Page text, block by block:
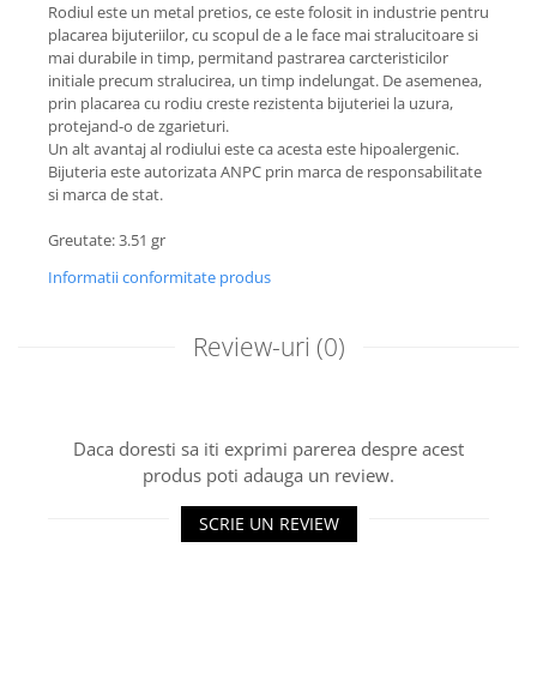
Rodiul este un metal pretios, ce este folosit in industrie pentru
placarea bijuteriilor, cu scopul de a le face mai stralucitoare si
mai durabile in timp, permitand pastrarea carcteristicilor
initiale precum stralucirea, un timp indelungat. De asemenea,
prin placarea cu rodiu creste rezistenta bijuteriei la uzura,
protejand-o de zgarieturi.
Un alt avantaj al rodiului este ca acesta este hipoalergenic.
Bijuteria este autorizata ANPC prin marca de responsabilitate
si marca de stat.
Greutate: 3.51 gr
Informatii conformitate produs
Review-uri (0)
Daca doresti sa iti exprimi parerea despre acest
produs poti adauga un review.
SCRIE UN REVIEW